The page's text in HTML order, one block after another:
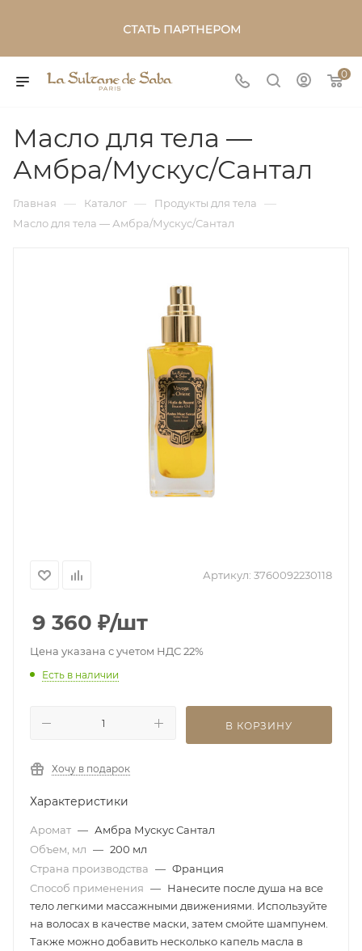
0
Масло для тела —
Амбра/Мускус/Сантал
Главная — Каталог — Продукты для тела —
Масло для тела — Амбра/Мускус/Сантал
Артикул: 3760092230118
9 360 ₽/шт
Цена указана с учетом НДС 22%
Есть в наличии
В КОРЗИНУ
Хочу в подарок
Характеристики
Аромат — Амбра Мускус Сантал
Объем, мл — 200 мл
Страна производства — Франция
Способ применения — Нанесите после душа на все
тело легкими массажными движениями. Используйте
на волосах в качестве маски, затем смойте шампунем.
Также можно добавить несколько капель масла в